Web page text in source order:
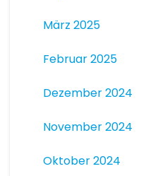
März 2025
Februar 2025
Dezember 2024
November 2024
Oktober 2024